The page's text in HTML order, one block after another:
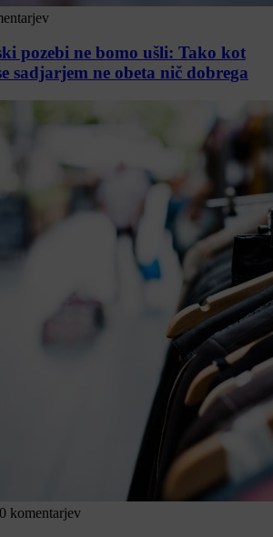
pozebi ne bomo ušli: Tako kot
sadjarjem ne obeta nič dobrega
0 komentarjev